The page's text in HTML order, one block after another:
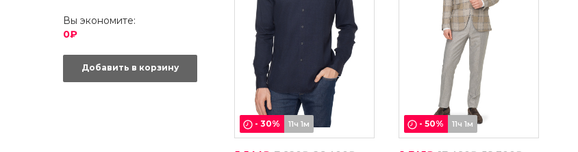
Вы экономите:
0₽
Добавить в корзину
- 30% 11ч 1м - 50% 11ч 1м